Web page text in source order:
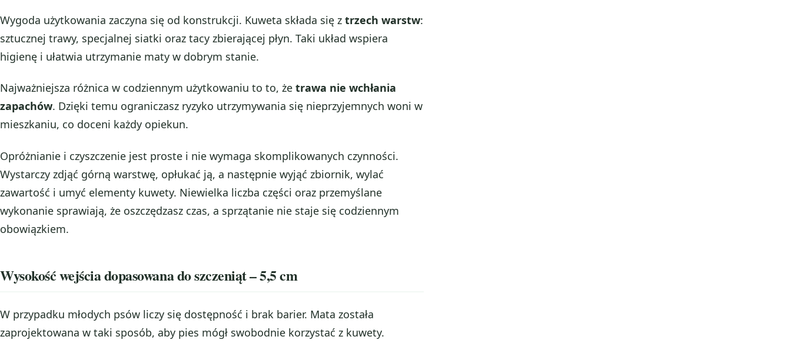
Wygoda użytkowania zaczyna się od konstrukcji. Kuweta składa się z trzech warstw:
sztucznej trawy, specjalnej siatki oraz tacy zbierającej płyn. Taki układ wspiera
higienę i ułatwia utrzymanie maty w dobrym stanie.
Najważniejsza różnica w codziennym użytkowaniu to to, że trawa nie wchłania
zapachów. Dzięki temu ograniczasz ryzyko utrzymywania się nieprzyjemnych woni w
mieszkaniu, co doceni każdy opiekun.
Opróżnianie i czyszczenie jest proste i nie wymaga skomplikowanych czynności.
Wystarczy zdjąć górną warstwę, opłukać ją, a następnie wyjąć zbiornik, wylać
zawartość i umyć elementy kuwety. Niewielka liczba części oraz przemyślane
wykonanie sprawiają, że oszczędzasz czas, a sprzątanie nie staje się codziennym
obowiązkiem.
Wysokość wejścia dopasowana do szczeniąt – 5,5 cm
W przypadku młodych psów liczy się dostępność i brak barier. Mata została
zaprojektowana w taki sposób, aby pies mógł swobodnie korzystać z kuwety.